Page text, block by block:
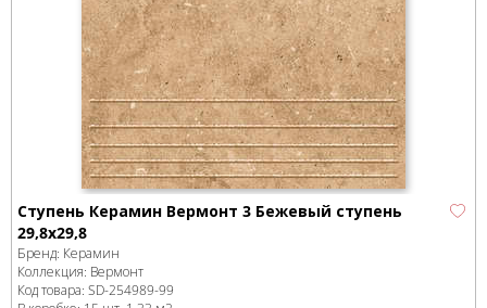
Ступень Керамин Вермонт 3 Бежевый ступень
29,8х29,8
Бренд: Керамин
Коллекция: Вермонт
Код товара: SD-254989-99